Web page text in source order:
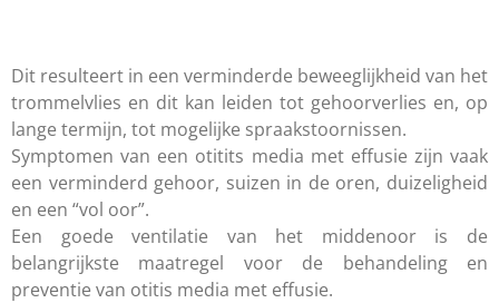
Dit resulteert in een verminderde beweeglijkheid van het
trommelvlies en dit kan leiden tot gehoorverlies en, op
lange termijn, tot mogelijke spraakstoornissen.
Symptomen van een otitits media met effusie zijn vaak
een verminderd gehoor, suizen in de oren, duizeligheid
en een “vol oor”.
Een goede ventilatie van het middenoor is de
belangrijkste maatregel voor de behandeling en
preventie van otitis media met effusie.